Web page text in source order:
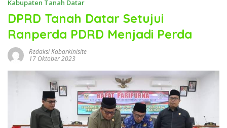
Kabupaten Tanah Datar
DPRD Tanah Datar Setujui
Ranperda PDRD Menjadi Perda
Redaksi Kabarkinisite
17 Oktober 2023